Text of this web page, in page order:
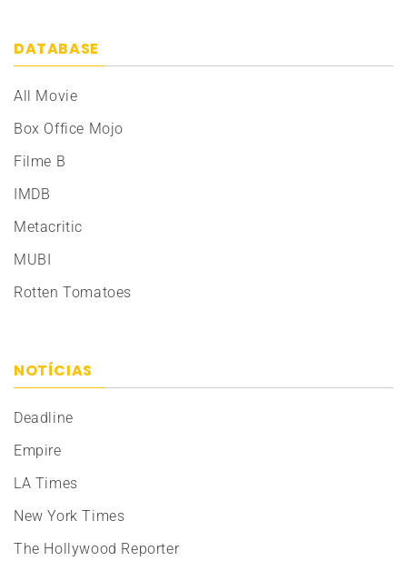
DATABASE
All Movie
Box Office Mojo
Filme B
IMDB
Metacritic
MUBI
Rotten Tomatoes
NOTÍCIAS
Deadline
Empire
LA Times
New York Times
The Hollywood Reporter